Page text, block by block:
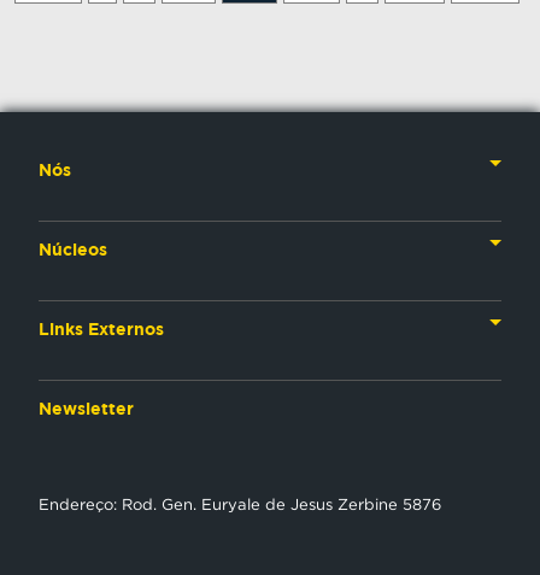
Nós
Núcleos
Links Externos
Newsletter
Endereço: Rod. Gen. Euryale de Jesus Zerbine 5876